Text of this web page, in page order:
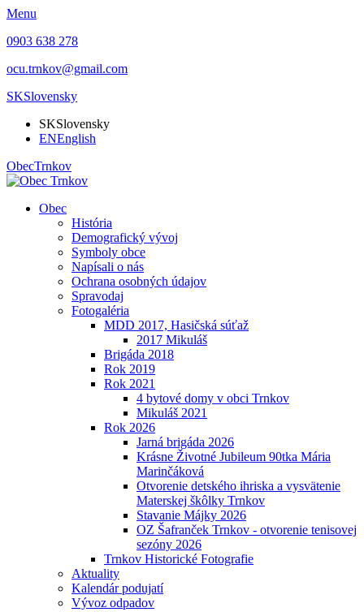
Menu
0903 638 278
ocu.trnkov@gmail.com
SKSlovensky
SKSlovensky
ENEnglish
ObecTrnkov
Obec
História
Demografický vývoj
Symboly obce
Napísali o nás
Ochrana osobných údajov
Spravodaj
Fotogaléria
MDD 2017, Hasičská súťaž
2017 Mikuláš
Brigáda 2018
Rok 2019
Rok 2021
4 bytové domy v obci Trnkov
Mikuláš 2021
Rok 2026
Jarná brigáda 2026
Krásne Životné Jubileum 90tka Mária
Marinčáková
Otvorenie detského ihriska a vysvätenie
Materskej škôlky Trnkov
Stavanie Májky 2026
OZ Šafranček Trnkov - otvorenie tenisovej
sezóny 2026
Trnkov Historické Fotografie
Aktuality
Kalendár podujatí
Vývoz odpadov